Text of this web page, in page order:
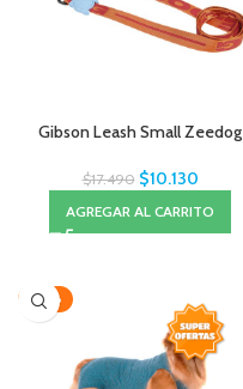
Gibson Leash Small Zeedog
$17.490 $10.130
AGREGAR AL CARRITO
-50%